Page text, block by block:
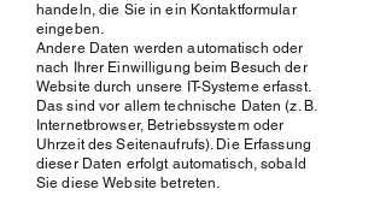
handeln, die Sie in ein Kontaktformular
eingeben.
Andere Daten werden automatisch oder
nach Ihrer Einwilligung beim Besuch der
Website durch unsere IT-Systeme erfasst.
Das sind vor allem technische Daten (z. B.
Internetbrowser, Betriebssystem oder
Uhrzeit des Seitenaufrufs). Die Erfassung
dieser Daten erfolgt automatisch, sobald
Sie diese Website betreten.